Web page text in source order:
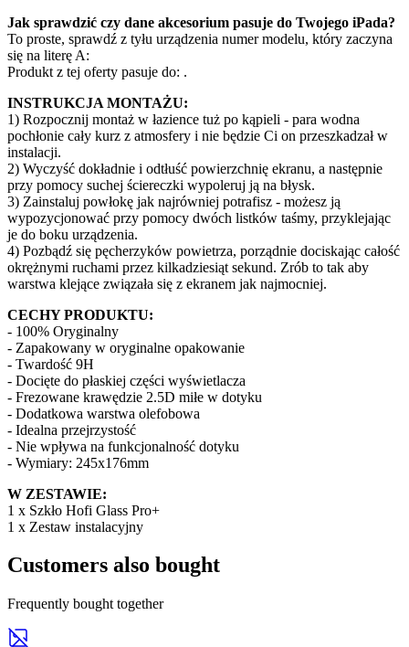
Jak sprawdzić czy dane akcesorium pasuje do Twojego iPada?
To proste, sprawdź z tyłu urządzenia numer modelu, który zaczyna
się na literę A:
Produkt z tej oferty pasuje do: .
INSTRUKCJA MONTAŻU:
1) Rozpocznij montaż w łazience tuż po kąpieli - para wodna
pochłonie cały kurz z atmosfery i nie będzie Ci on przeszkadzał w
instalacji.
2) Wyczyść dokładnie i odtłuść powierzchnię ekranu, a następnie
przy pomocy suchej ściereczki wypoleruj ją na błysk.
3) Zainstaluj powłokę jak najrówniej potrafisz - możesz ją
wypozycjonować przy pomocy dwóch listków taśmy, przyklejając
je do boku urządzenia.
4) Pozbądź się pęcherzyków powietrza, porządnie dociskając całość
okrężnymi ruchami przez kilkadziesiąt sekund. Zrób to tak aby
warstwa klejące związała się z ekranem jak najmocniej.
CECHY PRODUKTU:
- 100% Oryginalny
- Zapakowany w oryginalne opakowanie
- Twardość 9H
- Docięte do płaskiej części wyświetlacza
- Frezowane krawędzie 2.5D miłe w dotyku
- Dodatkowa warstwa olefobowa
- Idealna przejrzystość
- Nie wpływa na funkcjonalność dotyku
- Wymiary: 245x176mm
W ZESTAWIE:
1 x Szkło Hofi Glass Pro+
1 x Zestaw instalacyjny
Customers also bought
Frequently bought together